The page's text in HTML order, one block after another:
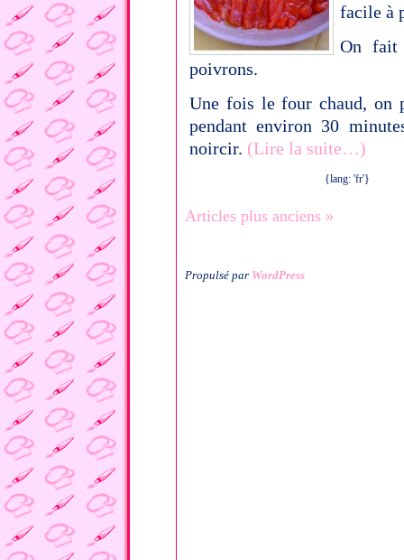
facile à
On fait
poivrons.
Une fois le four chaud, on
pendant environ 30
noircir. (Lire la suite…)
{lang: 'fr'}
Articles plus anciens »
Propulsé par WordPress